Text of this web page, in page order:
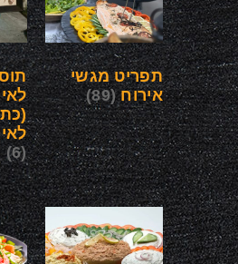
תפריט מגשי
אירוח(89)
(6)